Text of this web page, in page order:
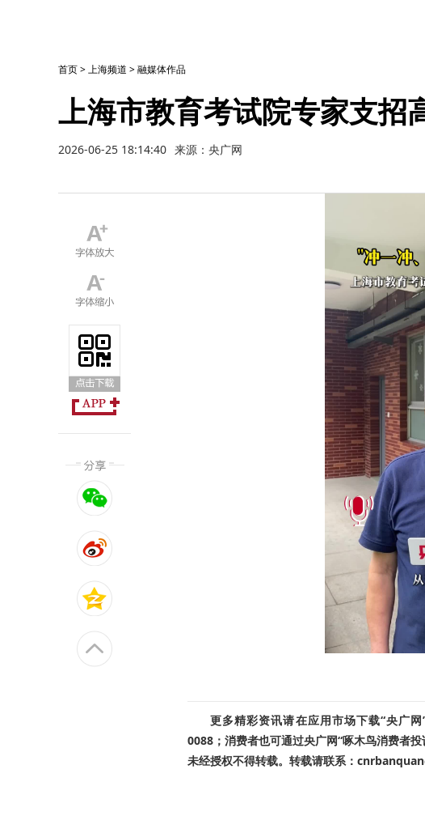
首页>上海频道 >融媒体作品
上海市教育考试院专家支招
2026-06-25 18:14:40 来源：央广网
更多精彩资讯请在应用市场下载“央广
0088；消费者也可通过央广网“啄木鸟消费者
未经授权不得转载。转载请联系：